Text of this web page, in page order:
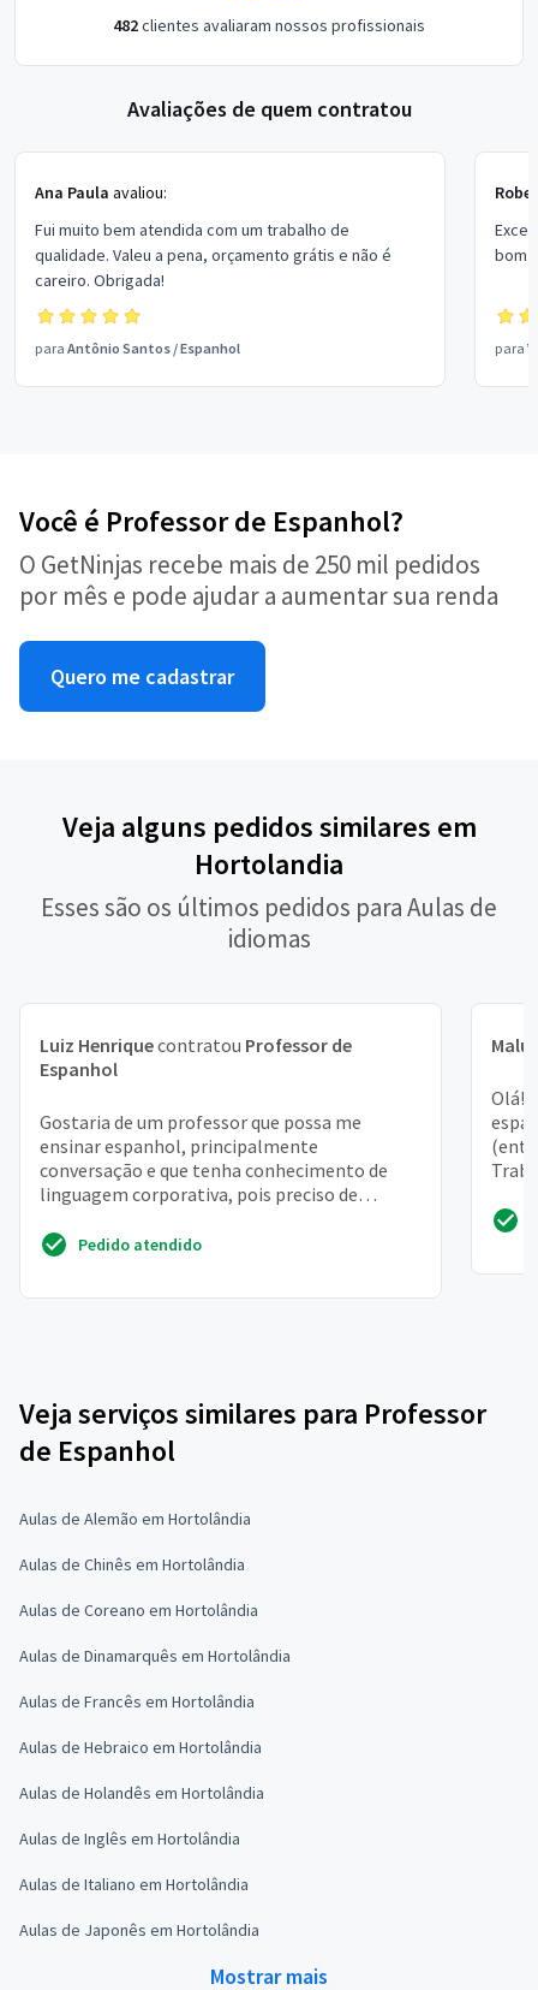
482clientes avaliaram nossos profissionais
Avaliações de quem contratou
Ana Paula avaliou:
Fui muito bem atendida com um trabalho de
qualidade. Valeu a pena, orçamento grátis e não é
careiro. Obrigada!
para Antônio Santos /Espanhol
bom
para
Você é Professor de Espanhol?
O GetNinjas recebe mais de 250 mil pedidos
por mês e pode ajudar a aumentar sua renda
Quero me cadastrar
Veja alguns pedidos similares em
Hortolandia
Esses são os últimos pedidos para Aulas de
idiomas
Luiz Henriquecontratou Professor de
Espanhol
Gostaria de um professor que possa me
ensinar espanhol, principalmente
conversação e que tenha conhecimento de
linguagem corporativa, pois preciso de
Pedido atendido
Malu
Olá!
Veja serviços similares para Professor
de Espanhol
Aulas de Alemão em Hortolândia
Aulas de Chinês em Hortolândia
Aulas de Coreano em Hortolândia
Aulas de Dinamarquês em Hortolândia
Aulas de Francês em Hortolândia
Aulas de Hebraico em Hortolândia
Aulas de Holandês em Hortolândia
Aulas de Inglês em Hortolândia
Aulas de Italiano em Hortolândia
Aulas de Japonês em Hortolândia
Mostrar mais